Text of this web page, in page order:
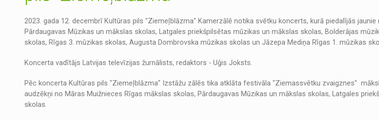
2023. gada 12. decembrī Kultūras pils "Ziemeļblāzma" Kamerzālē notika svētku koncerts, kurā piedalījās
Pārdaugavas Mūzikas un mākslas skolas, Latgales priekšpilsētas mūzikas un mākslas skolas, Bolderājas
skolas, Rīgas 3. mūzikas skolas, Augusta Dombrovska mūzikas skolas un Jāzepa Mediņa Rīgas 1. mūzikas
Koncerta vadītājs Latvijas televīzijas žurnālists, redaktors - Uģis Joksts.
Pēc koncerta Kultūras pils "Ziemeļblāzma" Izstāžu zālēs tika atklāta festivāla "Ziemassvētku zvaigznes"
audzēkņi no Māras Muižnieces Rīgas mākslas skolas, Pārdaugavas Mūzikas un mākslas skolas, Latgales
skolas.